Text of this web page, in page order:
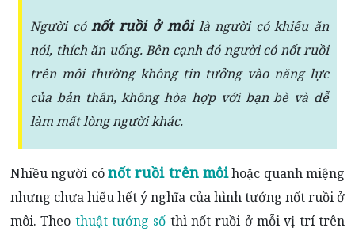
Người cónốt ruồi ở môilà người có khiếu ăn
nói, thích ăn uống. Bên cạnh đó người có nốt ruồi
trên môi thường không tin tưởng vào năng lực
của bản thân, không hòa hợp với bạn bè và dễ
làm mất lòng người khác.
Nhiều người cónốt ruồi trên môihoặc quanh miệng
nhưng chưa hiểu hết ý nghĩa của hình tướng nốt ruồi ở
môi. Theo thuật tướng số thì nốt ruồi ở mỗi vị trí trên